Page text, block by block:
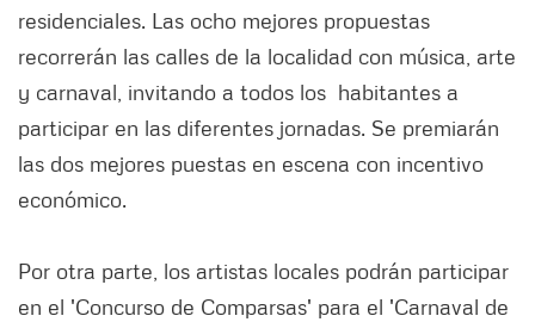
residenciales. Las ocho mejores propuestas
recorrerán las calles de la localidad con música, arte
y carnaval, invitando a todos los habitantes a
participar en las diferentes jornadas. Se premiarán
las dos mejores puestas en escena con incentivo
económico.
Por otra parte, los artistas locales podrán participar
en el 'Concurso de Comparsas' para el 'Carnaval de